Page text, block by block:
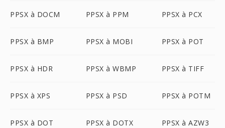
PPSX à DOCM PPSX à PPM PPSX à PCX
PPSX à BMP PPSX à MOBI PPSX à POT
PPSX à HDR PPSX à WBMP PPSX à TIFF
PPSX à XPS PPSX à PSD PPSX à POTM
PPSX à DOT PPSX à DOTX PPSX à AZW3